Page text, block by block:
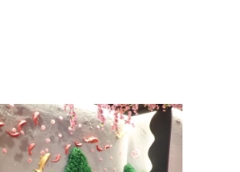
estado esperando. ¡Te